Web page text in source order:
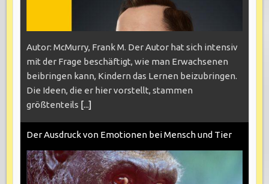
Autor: McMurry, Frank M. Der Autor hat sich intensiv
mit der Frage beschäftigt, wie man Erwachsenen
beibringen kann, Kindern das Lernen beizubringen.
Die Ideen, die er hier vorstellt, stammen
größtenteils [...]
Der Ausdruck von Emotionen bei Mensch und Tier